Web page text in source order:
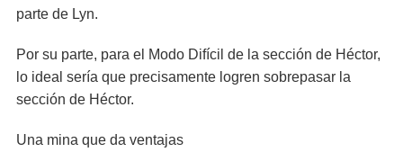
parte de Lyn.
Por su parte, para el Modo Difícil de la sección de Héctor,
lo ideal sería que precisamente logren sobrepasar la
sección de Héctor.
Una mina que da ventajas